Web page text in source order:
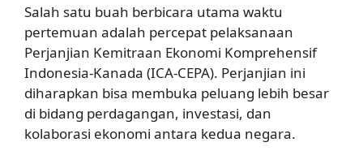
Salah satu buah berbicara utama waktu
pertemuan adalah percepat pelaksanaan
Perjanjian Kemitraan Ekonomi Komprehensif
Indonesia-Kanada (ICA-CEPA). Perjanjian ini
diharapkan bisa membuka peluang lebih besar
di bidang perdagangan, investasi, dan
kolaborasi ekonomi antara kedua negara.